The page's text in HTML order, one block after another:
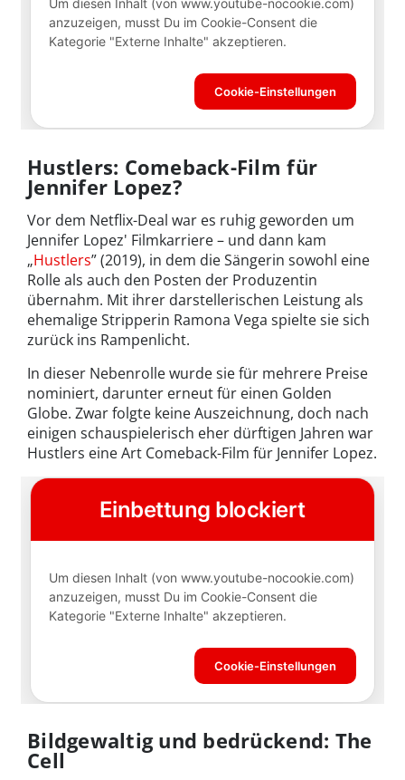
Hustlers: Comeback-Film für
Jennifer Lopez?
Vor dem Netflix-Deal war es ruhig geworden um
Jennifer Lopez' Filmkarriere – und dann kam
„Hustlers” (2019), in dem die Sängerin sowohl eine
Rolle als auch den Posten der Produzentin
übernahm. Mit ihrer darstellerischen Leistung als
ehemalige Stripperin Ramona Vega spielte sie sich
zurück ins Rampenlicht.
In dieser Nebenrolle wurde sie für mehrere Preise
nominiert, darunter erneut für einen Golden
Globe. Zwar folgte keine Auszeichnung, doch nach
einigen schauspielerisch eher dürftigen Jahren war
Hustlers eine Art Comeback-Film für Jennifer Lopez.
Bildgewaltig und bedrückend: The
Cell